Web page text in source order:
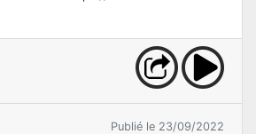
Publié le 23/09/2022